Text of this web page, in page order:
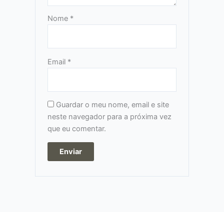
Nome *
Email *
Guardar o meu nome, email e site
neste navegador para a próxima vez
que eu comentar.